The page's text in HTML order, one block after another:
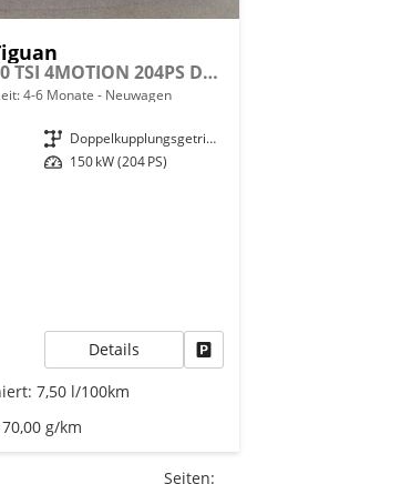
Style Limited 2.0 TSI 4MOTION 204PS DSG/AUTOMATIK, 18" Alu, LED-Scheinwerfer PLUS, Elektr. Heckklappe, Alarm, Winter-Paket, Keyless, ACC, Park Assist, Kamera, Digital Cockpit, Radio Ready2Discover 12,9", 3-Z-Climatronic, Akustik-Paket, Privacy
4-6 Monate Neuwagen
Getriebe
Doppelkupplungsgetriebe (DSG)
Leistung 150 kW (204 PS)
Details Fahrzeug parken
7,50 l/100km
g/km
Seiten: